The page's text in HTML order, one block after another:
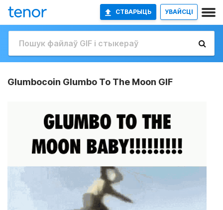
СТВАРЫЦЬ УВАЙСЦІ
Glumbocoin Glumbo To The Moon GIF